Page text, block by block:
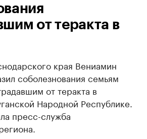
от теракта в
края Вениамин
соболезнования семьям
от теракта в
Народной Республике.
пресс-служба